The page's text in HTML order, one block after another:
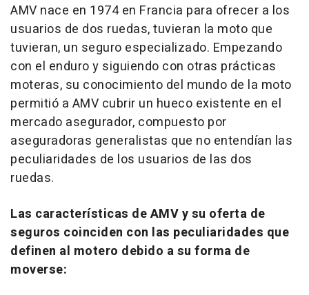
AMV nace en 1974 en Francia para ofrecer a los
usuarios de dos ruedas, tuvieran la moto que
tuvieran, un seguro especializado. Empezando
con el enduro y siguiendo con otras prácticas
moteras, su conocimiento del mundo de la moto
permitió a AMV cubrir un hueco existente en el
mercado asegurador, compuesto por
aseguradoras generalistas que no entendían las
peculiaridades de los usuarios de las dos
ruedas.
Las características de AMV y su oferta de
seguros coinciden con las peculiaridades que
definen al motero debido a su forma de
moverse: